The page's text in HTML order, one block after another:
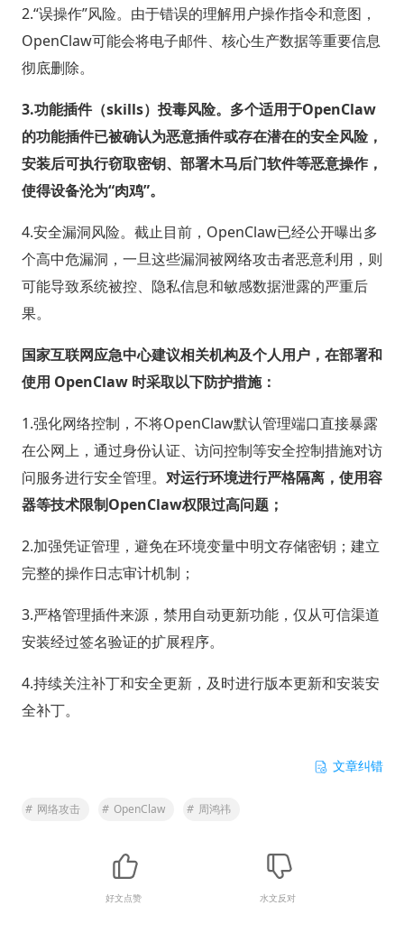
2.“误操作”风险。由于错误的理解用户操作指令和意图，
OpenClaw可能会将电子邮件、核心生产数据等重要信息
彻底删除。
3.功能插件（skills）投毒风险。多个适用于OpenClaw
的功能插件已被确认为恶意插件或存在潜在的安全风险，
安装后可执行窃取密钥、部署木马后门软件等恶意操作，
使得设备沦为“肉鸡”。
4.安全漏洞风险。截止目前，OpenClaw已经公开曝出多
个高中危漏洞，一旦这些漏洞被网络攻击者恶意利用，则
可能导致系统被控、隐私信息和敏感数据泄露的严重后
果。
国家互联网应急中心建议相关机构及个人用户，在部署和
使用 OpenClaw 时采取以下防护措施：
1.强化网络控制，不将OpenClaw默认管理端口直接暴露
在公网上，通过身份认证、访问控制等安全控制措施对访
问服务进行安全管理。 对运行环境进行严格隔离，使用容
器等技术限制OpenClaw权限过高问题；
2.加强凭证管理，避免在环境变量中明文存储密钥；建立
完整的操作日志审计机制；
3.严格管理插件来源，禁用自动更新功能，仅从可信渠道
安装经过签名验证的扩展程序。
4.持续关注补丁和安全更新，及时进行版本更新和安装安
全补丁。
文章纠错
# 网络攻击 # OpenClaw # 周鸿祎
好文点赞 水文反对